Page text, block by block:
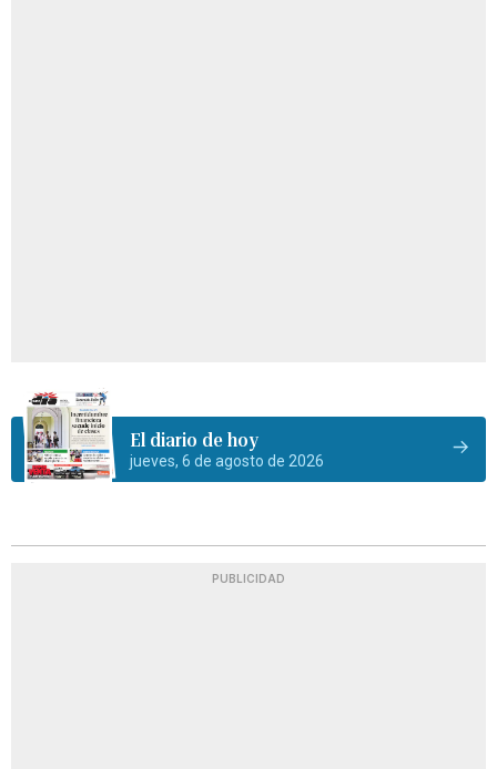
El diario de hoy
jueves, 6 de agosto de 2026
PUBLICIDAD